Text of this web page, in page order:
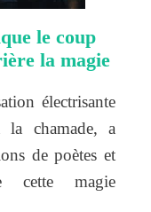
le coup
la magie
électrisante
chamade, a
de poètes et
cette magie